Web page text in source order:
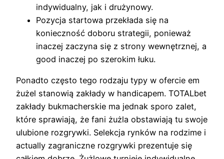
indywidualny, jak i drużynowy.
Pozycja startowa przekłada się na
konieczność doboru strategii, ponieważ
inaczej zaczyna się z strony wewnętrznej, a
good inaczej po szerokim łuku.
Ponadto często tego rodzaju typy w ofercie em
żużel stanowią zakłady w handicapem. TOTALbet
zakłady bukmacherskie ma jednak sporo zalet,
które sprawiają, że fani żużla obstawiają tu swoje
ulubione rozgrywki. Selekcja rynków na rodzime i
actually zagraniczne rozgrywki prezentuje się